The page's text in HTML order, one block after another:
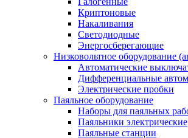
Криптоновые
Накаливания
Светодиодные
Энергосберегающие
Низковольтное оборудование
Автоматические
Дифференциальные
Электрические пробки
Паяльное оборудование
Наборы для паяльных
Паяльники электрические
Паяльные станции